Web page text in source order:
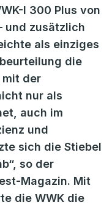
I 300 Plus von
und zusätzlich
als einziges
die
mit der
nur als
auch im
und
sich die Stiebel
so der
Magazin. Mit
die WWK die